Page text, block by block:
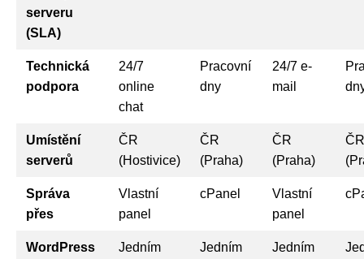
serveru
(SLA)
Technická
podpora
24/7
online
chat
Pracovní
dny
24/7 e-
mail
Umístění
serverů
ČR
(Hostivice)
ČR
(Praha)
ČR
(Praha)
ČR
Správa
přes
Vlastní
panel
cPanel
Vlastní
panel
WordPress
Jedním
Jedním
Jedním